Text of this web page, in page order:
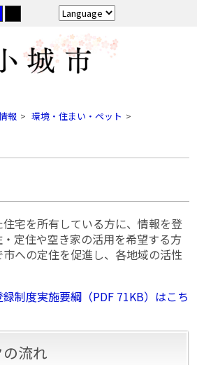
報
環境・住まい・ペット
宅を所有している方に、情報を登
定住や空き家の活用を希望する方
への定住を促進し、各地域の活性
制度実施要綱（PDF 71KB）はこち
流れ